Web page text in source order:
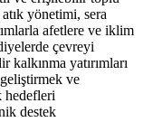
yönetimi, sera
afetlere ve iklim
çevreyi
yatırımları
ve
hedefleri
destek